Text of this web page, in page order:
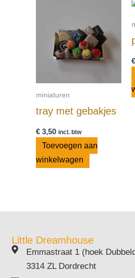
miniaturen
tray met gebakjes
€ 3,50 incl. btw
Toevoegen aan
winkelwagen
€
Little Dreamhouse
Emmastraat 1 (hoek
3314 ZL Dordrecht